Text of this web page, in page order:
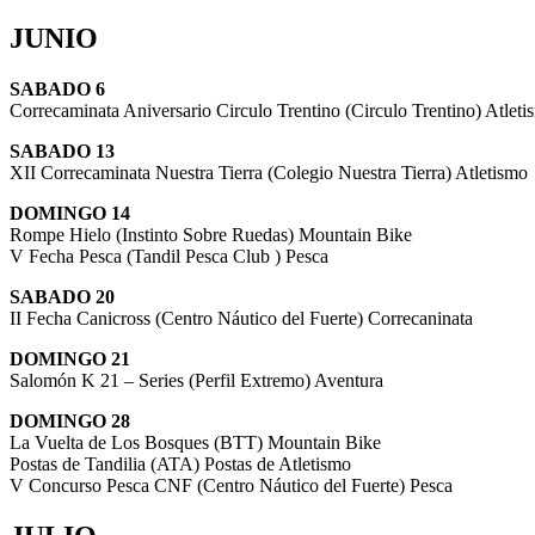
JUNIO
SABADO 6
Correcaminata Aniversario Circulo Trentino (Circulo Trentino)
SABADO 13
XII Correcaminata Nuestra Tierra (Colegio Nuestra Tierra) Atletismo
DOMINGO 14
Rompe Hielo (Instinto Sobre Ruedas) Mountain Bike
V Fecha Pesca (Tandil Pesca Club ) Pesca
SABADO 20
II Fecha Canicross (Centro Náutico del Fuerte) Correcaninata
DOMINGO 21
Salomón K 21 – Series (Perfil Extremo) Aventura
DOMINGO 28
La Vuelta de Los Bosques (BTT) Mountain Bike
Postas de Tandilia (ATA) Postas de Atletismo
V Concurso Pesca CNF (Centro Náutico del Fuerte) Pesca